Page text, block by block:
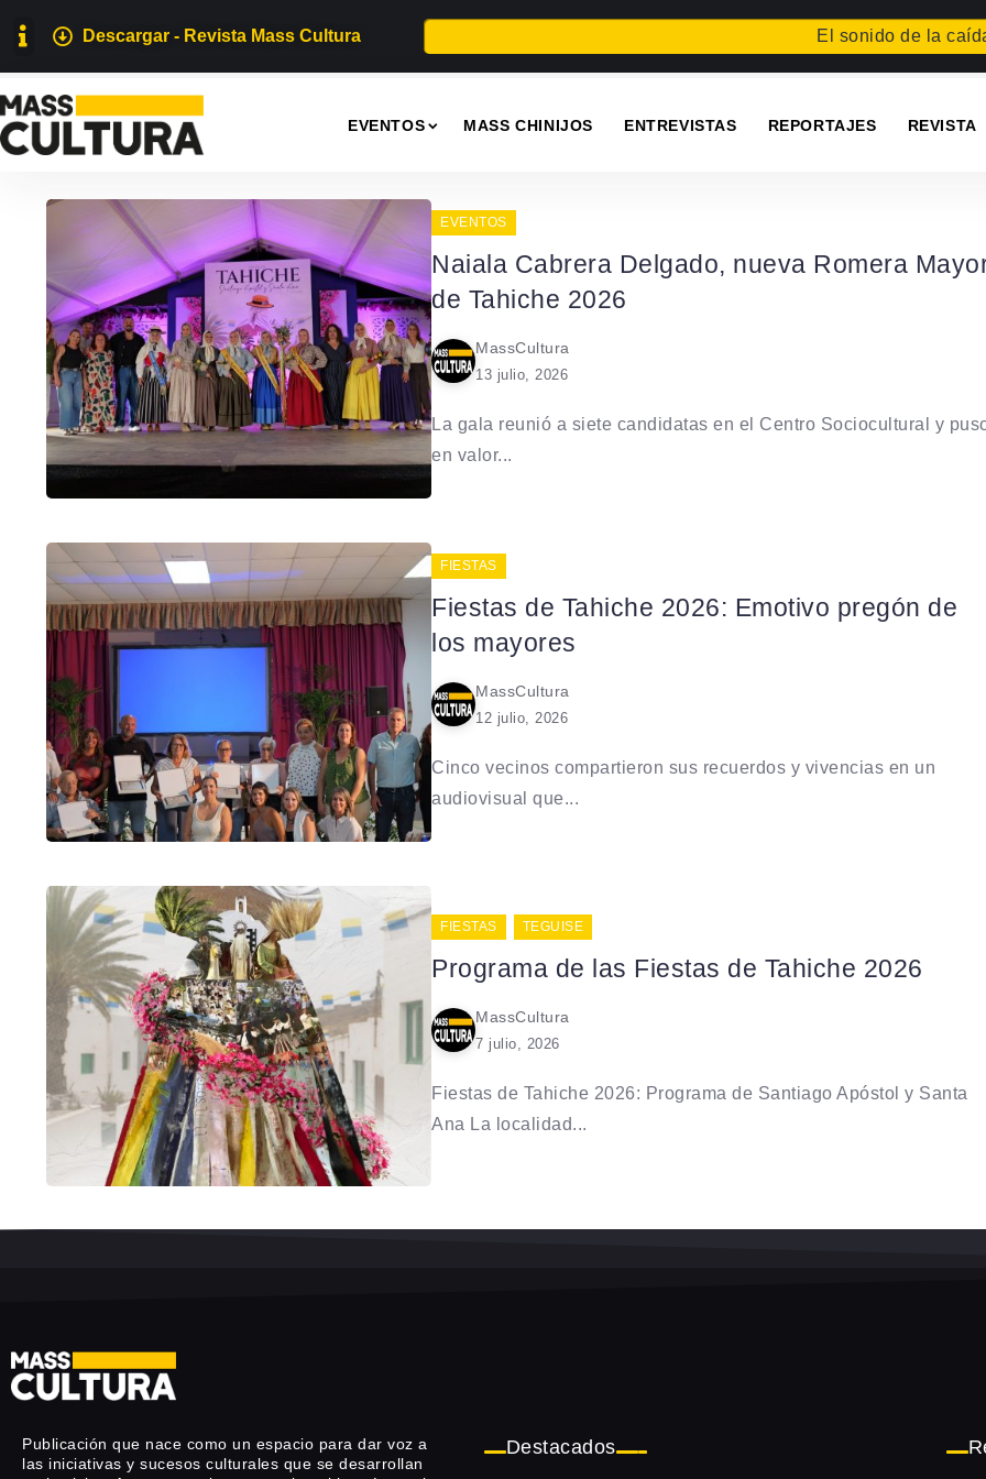
Descargar - Revista Mass Cultura El sonido de la caída
EVENTOS MASS CHINIJOS ENTREVISTAS REPORTAJES REVISTA
EVENTOS
Naiala Cabrera Delgado, nueva Romera
de Tahiche 2026
MassCultura
13 julio, 2026
La gala reunió a siete candidatas en el Centro Sociocultural y
en valor...
FIESTAS
Fiestas de Tahiche 2026: Emotivo pregón de
los mayores
MassCultura
12 julio, 2026
Cinco vecinos compartieron sus recuerdos y vivencias en un
audiovisual que...
FIESTAS TEGUISE
Programa de las Fiestas de Tahiche 2026
MassCultura
7 julio, 2026
Fiestas de Tahiche 2026: Programa de Santiago Apóstol y Santa
Ana La localidad...
Publicación que nace como un espacio para dar voz a
las iniciativas y sucesos culturales que se desarrollan
Destacados